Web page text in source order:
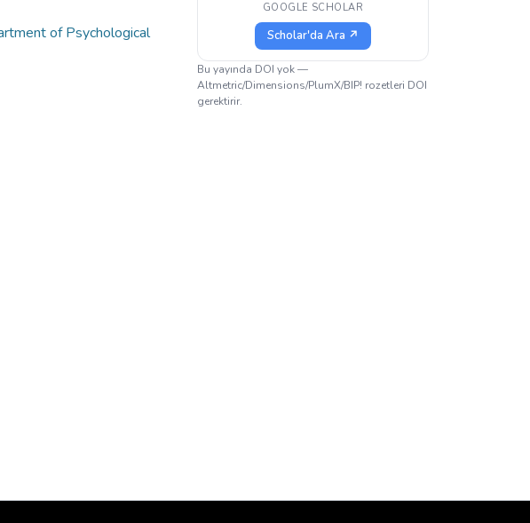
of Psychological
GOOGLE SCHOLAR
Scholar'da Ara ↗
Bu yayında DOI yok —
Altmetric/Dimensions/PlumX/BIP! rozetleri DOI
gerektirir.